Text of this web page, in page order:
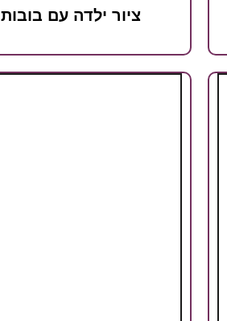
ציור ילדה עם בובות